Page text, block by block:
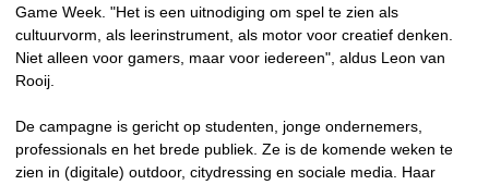
Game Week. "Het is een uitnodiging om spel te zien als
cultuurvorm, als leerinstrument, als motor voor creatief denken.
Niet alleen voor gamers, maar voor iedereen", aldus Leon van
Rooij.
De campagne is gericht op studenten, jonge ondernemers,
professionals en het brede publiek. Ze is de komende weken te
zien in (digitale) outdoor, citydressing en sociale media. Haar